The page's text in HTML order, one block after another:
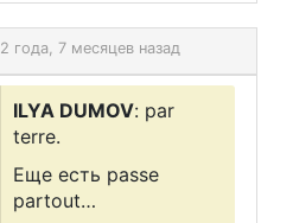
2 года, 7 месяцев назад
ILYA DUMOV: par
terre.
Еще есть passe
partout…